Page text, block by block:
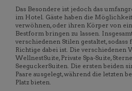
Das Besondere ist jedoch das
im Hotel. Gäste haben die
verwöhnen, oder ihren Körper von
Bestform bringen zu lassen.
verschiedenen Stilen gestaltet,
Richtige dabei ist. Die verschiedenen
WellnestSuite, Private Spa-Suite,
SeeguckerSuiten. Die ersten beiden
Paare ausgelegt, während die letzten
Platz bieten.